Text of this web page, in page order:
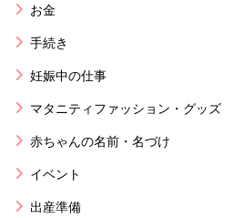
お金
手続き
妊娠中の仕事
マタニティファッション・グッズ
赤ちゃんの名前・名づけ
イベント
出産準備